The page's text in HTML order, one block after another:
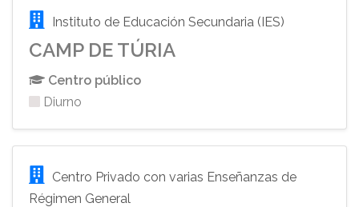
Instituto de Educación Secundaria (IES)
CAMP DE TÚRIA
Centro público
Diurno
Centro Privado con varias Enseñanzas de
Régimen General